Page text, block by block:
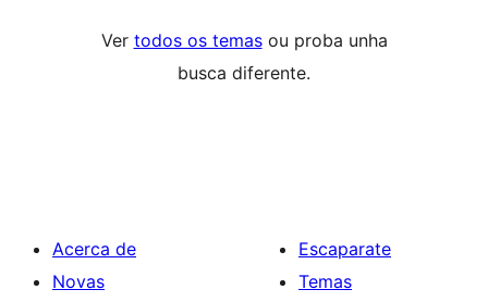
Ver todos os temasou proba unha
busca diferente.
Acerca de
Novas
Escaparate
Temas